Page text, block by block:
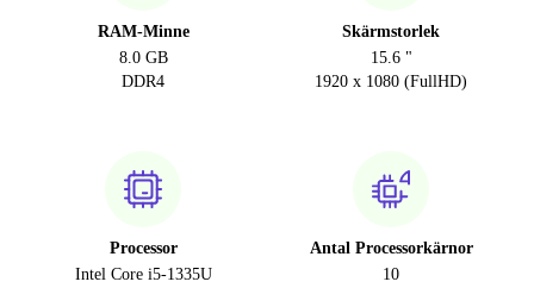
RAM-Minne
8.0 GB
DDR4
Skärmstorlek
15.6 "
1920 x 1080 (FullHD)
Processor
Intel Core i5-1335U
Antal Processorkärnor
10